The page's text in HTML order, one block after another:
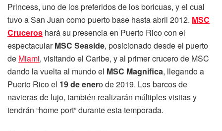
Princess, uno de los preferidos de los boricuas, y el cual
tuvo a San Juan como puerto base hasta abril 2012. MSC
Cruceros hará su presencia en Puerto Rico con el
espectacularMSC Seaside, posicionado desde el puerto
de Miami, visitando el Caribe, y al primer crucero de MSC
dando la vuelta al mundo el MSC Magnifica, llegando a
Puerto Rico el 19 de enero de 2019. Los barcos de
navieras de lujo, también realizarán múltiples visitas y
tendrán “home port” durante esta temporada.